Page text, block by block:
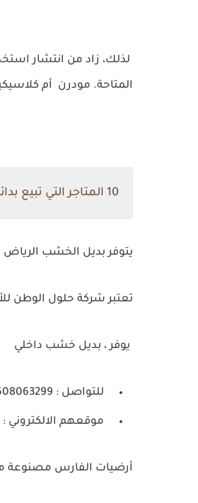
لذلك، زاد من انتشار
المتاحة. مودرن أم
10 المتاجر التي تبيع بدائل الخشب في الرياض
يتوفر بديل الخشب
تعتبر شركة حلول الوطن
يوفر ، بديل خشب داخلي
للتواصل : 0508063299
موقعهم الالكتروني :
أرضيات الفارس مصنوعة